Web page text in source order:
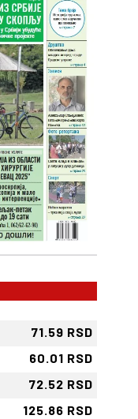
71.59 RSD
60.01 RSD
72.52 RSD
125.86 RSD